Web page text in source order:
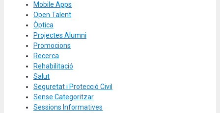
Mobile Apps
Open Talent
Òptica
Projectes Alumni
Promocions
Recerca
Rehabilitació
Salut
Seguretat i Protecció Civil
Sense Categoritzar
Sessions Informatives